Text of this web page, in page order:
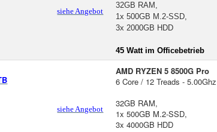
siehe Angebot
32GB RAM,
1x 500GB M.2-SSD,
3x 2000GB HDD
45 Watt im Officebetrieb
siehe Angebot
AMD RYZEN 5 8500G Pro
6 Core / 12 Treads - 5.00Ghz
32GB RAM,
1x 500GB M.2-SSD,
3x 4000GB HDD